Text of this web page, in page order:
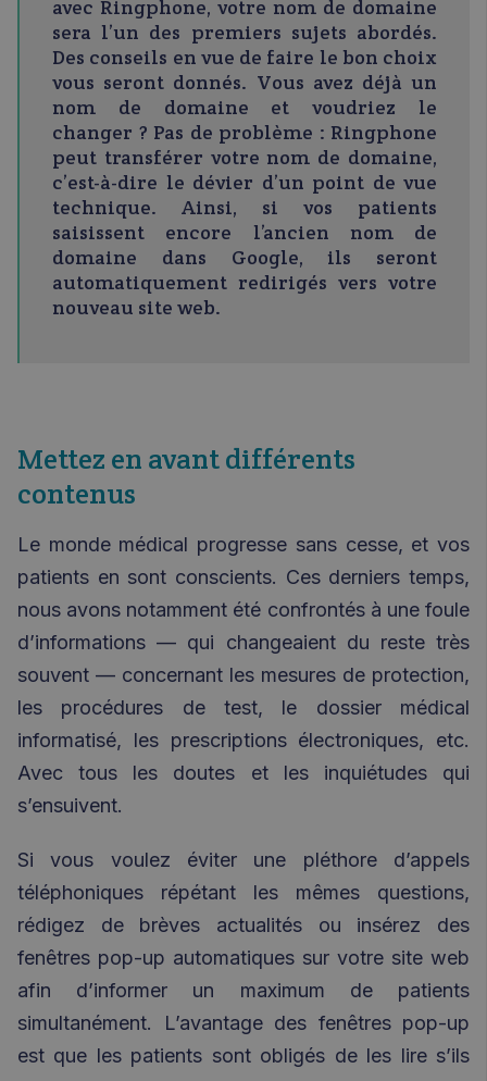
avec Ringphone, votre nom de domaine
sera l’un des premiers sujets abordés.
Des conseils en vue de faire le bon choix
vous seront donnés. Vous avez déjà un
nom de domaine et voudriez le
changer ? Pas de problème : Ringphone
peut transférer votre nom de domaine,
c’est-à-dire le dévier d’un point de vue
technique. Ainsi, si vos patients
saisissent encore l’ancien nom de
domaine dans Google, ils seront
automatiquement redirigés vers votre
nouveau site web.
Mettez en avant différents
contenus
Le monde médical progresse sans cesse, et vos
patients en sont conscients. Ces derniers temps,
nous avons notamment été confrontés à une foule
d’informations — qui changeaient du reste très
souvent — concernant les mesures de protection,
les procédures de test, le dossier médical
informatisé, les prescriptions électroniques, etc.
Avec tous les doutes et les inquiétudes qui
s’ensuivent.
Si vous voulez éviter une pléthore d’appels
téléphoniques répétant les mêmes questions,
rédigez de brèves actualités ou insérez des
fenêtres pop-up automatiques sur votre site web
afin d’informer un maximum de patients
simultanément. L’avantage des fenêtres pop-up
est que les patients sont obligés de les lire s’ils